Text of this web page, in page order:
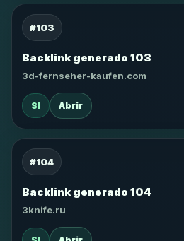
#103
Backlink generado 103
3d-fernseher-kaufen.com
SI Abrir
#104
Backlink generado 104
3knife.ru